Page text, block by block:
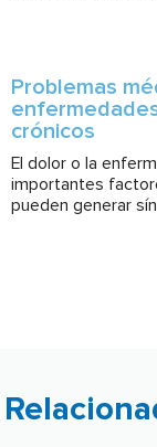
Problemas
crónicos
El dolor o la
importantes
pueden generar